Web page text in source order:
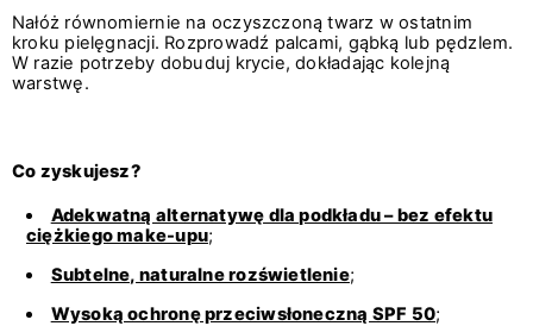
Nałóż równomiernie na oczyszczoną twarz w ostatnim
kroku pielęgnacji. Rozprowadź palcami, gąbką lub pędzlem.
W razie potrzeby dobuduj krycie, dokładając kolejną
warstwę.
Co zyskujesz?
Adekwatną alternatywę dla podkładu – bez efektu
ciężkiego make-upu;
Subtelne, naturalne rozświetlenie;
Wysoką ochronę przeciwsłoneczną SPF 50;